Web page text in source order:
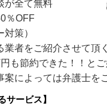
が全て無料
％OFF
策）
業者をご紹介させて頂
も節約できた！！とご
によっては弁護士を
サービス】